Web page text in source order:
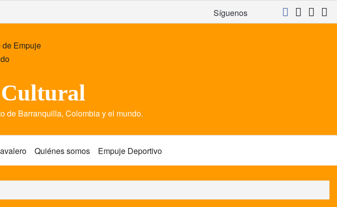
Síguenos
de Barranquilla, Colombia y el mundo.
Quiénes somos Empuje Deportivo